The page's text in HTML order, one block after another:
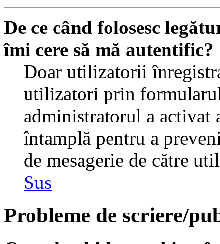
De ce când folosesc
îmi cere să mă autentific?
Doar utilizatorii
utilizatori prin
administratorul a activat
întamplă pentru a
de mesagerie de către
Sus
Probleme de scriere/